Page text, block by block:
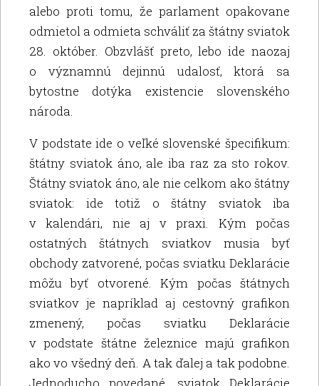
alebo proti tomu, že parlament opakovane
odmietol a odmieta schváliť za štátny sviatok
28. október. Obzvlášť preto, lebo ide naozaj
o významnú dejinnú udalosť, ktorá sa
bytostne dotýka existencie slovenského
národa.
V podstate ide o veľké slovenské špecifikum:
štátny sviatok áno, ale iba raz za sto rokov.
Štátny sviatok áno, ale nie celkom ako štátny
sviatok: ide totiž o štátny sviatok iba
v kalendári, nie aj v praxi. Kým počas
ostatných štátnych sviatkov musia byť
obchody zatvorené, počas sviatku Deklarácie
môžu byť otvorené. Kým počas štátnych
sviatkov je napríklad aj cestovný grafikon
zmenený, počas sviatku Deklarácie
v podstate štátne železnice majú grafikon
ako vo všedný deň. A tak ďalej a tak podobne.
Jednoducho povedané, sviatok Deklarácie